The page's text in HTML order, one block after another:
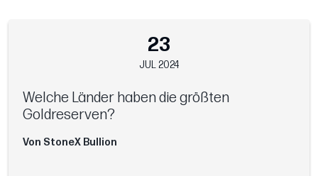
23
JUL 2024
Welche Länder haben die größten
Goldreserven?
Von StoneX Bullion